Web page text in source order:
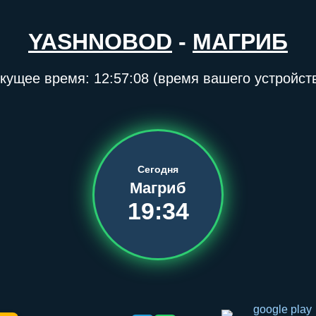
YASHNOBOD - МАГРИБ
время: 12:57:08(время вашего
Сегодня
Магриб
19:34